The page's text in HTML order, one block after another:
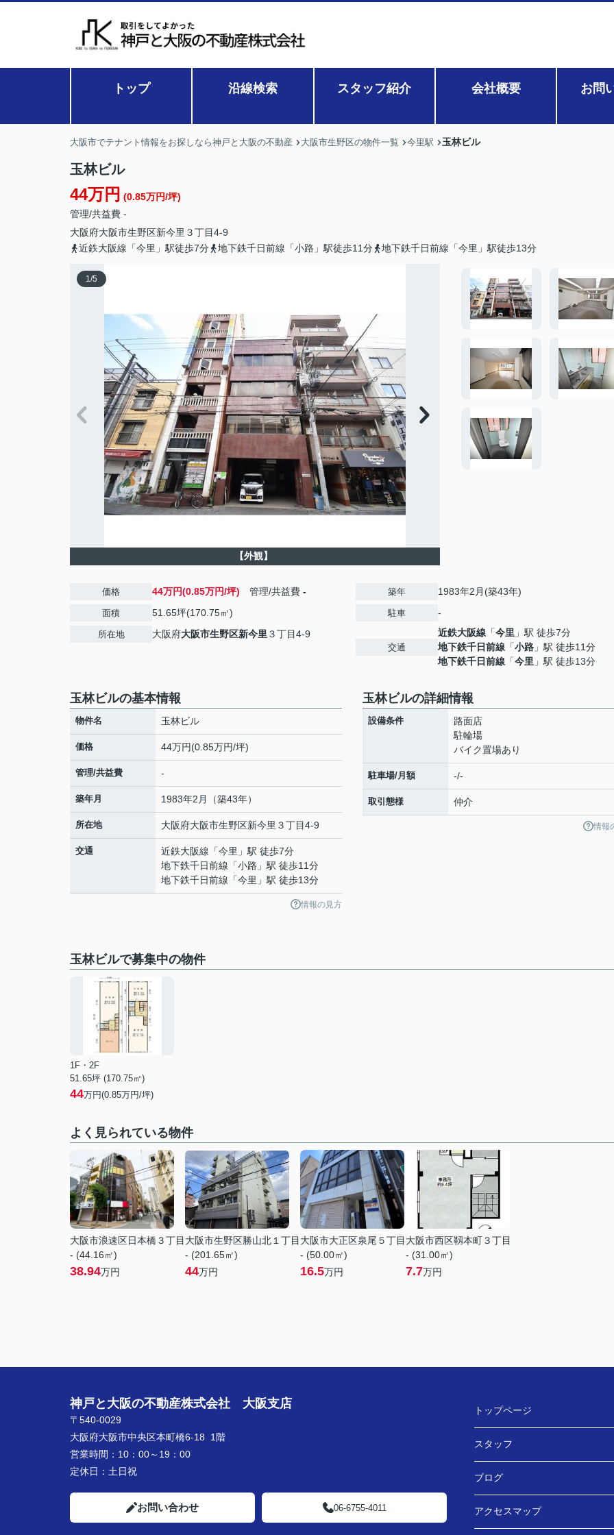
トップ 沿線検索 スタッフ紹介 会社概要 お問
大阪市でテナント情報をお探しなら神戸と大阪の不動産 大阪市生野区の物件一覧 今里駅 玉林ビル
玉林ビル
44万円 (0.85万円/坪)
管理/共益費 -
大阪府大阪市生野区新今里 ３丁目4-9
近鉄大阪線「今里」駅徒歩7分
地下鉄千日前線「小路」駅徒歩11分 地下鉄千日前線「今里」駅徒歩13分
1/5
【外観】
価格 44万円(0.85万円/坪) 管理/共益費 -
面積 51.65坪(170.75㎡)
所在地 大阪府大阪市生野区新今里 ３丁目4-9
築年 1983年2月(築43年)
駐車 -
交通
近鉄大阪線 「今里 」駅 徒歩7分
地下鉄千日前線 「小路 」駅 徒歩11分
地下鉄千日前線 「今里 」駅 徒歩13分
玉林ビルの基本情報
物件名 玉林ビル
価格 44万円(0.85万円/坪)
管理/共益費 -
築年月 1983年2月（築43年）
所在地 大阪府大阪市生野区新今里 ３丁目4-9
交通 近鉄大阪線 「今里 」駅 徒歩7分
地下鉄千日前線 「小路 」駅 徒歩11分
地下鉄千日前線 「今里 」駅 徒歩13分
情報の見方
玉林ビルの詳細情報
設備条件
路面店
駐輪場
バイク置場あり
駐車場/月額 -/-
取引態様 仲介
情報
玉林ビルで募集中の物件
1F・2F
51.65坪 (170.75㎡)
44万円(0.85万円/坪)
よく見られている物件
大阪市浪速区日本橋３丁目
- (44.16㎡)
38.94万円
大阪市生野区勝山北１丁目
- (201.65㎡)
44万円
大阪市大正区泉尾５丁目
- (50.00㎡)
16.5万円
大阪市西区靱本町３丁目
- (31.00㎡)
7.7万円
神戸と大阪の不動産株式会社 大阪支店
〒540-0029
大阪府大阪市中央区本町橋6-18 1階
営業時間： 10：00～19：00
定休日： 土日祝
お問い合わせ 06-6755-4011
トップページ
スタッフ
ブログ
アクセスマップ